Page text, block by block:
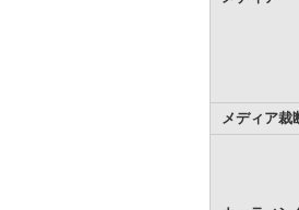
メディア裁